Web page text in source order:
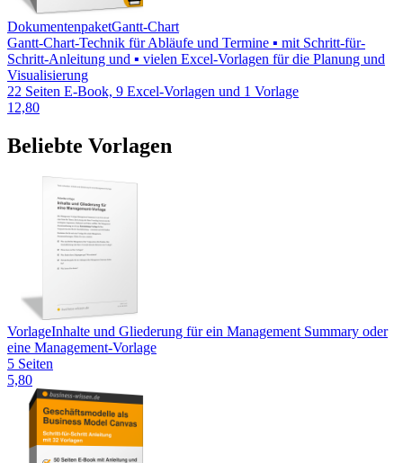
DokumentenpaketGantt-Chart
Gantt-Chart-Technik für Abläufe und Termine ▪ mit Schritt-für-
Schritt-Anleitung und ▪ vielen Excel-Vorlagen für die Planung und
Visualisierung
22 Seiten E-Book, 9 Excel-Vorlagen und 1 Vorlage
12,80
Beliebte Vorlagen
VorlageInhalte und Gliederung für ein Management Summary oder
eine Management-Vorlage
5 Seiten
5,80